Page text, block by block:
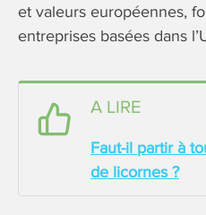
et valeurs européennes,
entreprises basées dans
A LIRE
Faut-il partir à
de licornes ?